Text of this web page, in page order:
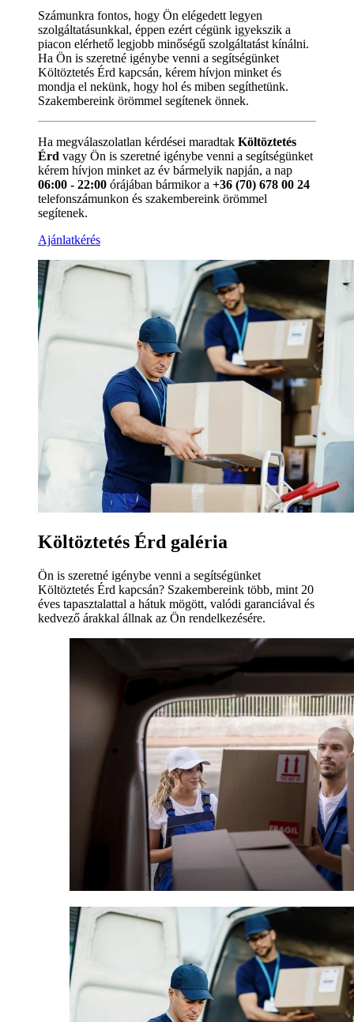
Számunkra fontos, hogy Ön elégedett legyen
szolgáltatásunkkal, éppen ezért cégünk igyekszik a
piacon elérhető legjobb minőségű szolgáltatást kínálni.
Ha Ön is szeretné igénybe venni a segítségünket
Költöztetés Érd kapcsán, kérem hívjon minket és
mondja el nekünk, hogy hol és miben segíthetünk.
Szakembereink örömmel segítenek önnek.
Ha megválaszolatlan kérdései maradtak Költöztetés
Érd vagy Ön is szeretné igénybe venni a segítségünket
kérem hívjon minket az év bármelyik napján, a nap
06:00 - 22:00 órájában bármikor a +36 (70) 678 00 24
telefonszámunkon és szakembereink örömmel
segítenek.
Ajánlatkérés
Költöztetés Érd galéria
Ön is szeretné igénybe venni a segítségünket
Költöztetés Érd kapcsán? Szakembereink több, mint 20
éves tapasztalattal a hátuk mögött, valódi garanciával és
kedvező árakkal állnak az Ön rendelkezésére.